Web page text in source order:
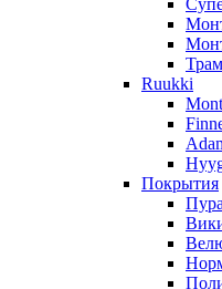
Ruukki
Покрытия